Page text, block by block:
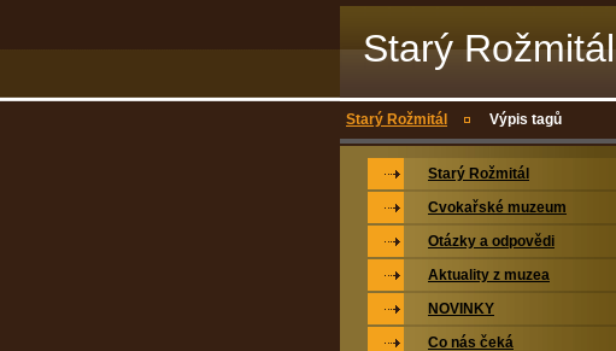
Starý Rožmitál
Starý Rožmitál Výpis tagů
Starý Rožmitál
Cvokařské muzeum
Otázky a odpovědi
Aktuality z muzea
NOVINKY
Co nás čeká